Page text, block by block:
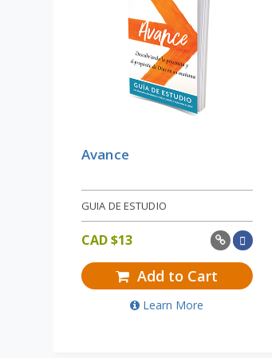
Avance
GUIA DE ESTUDIO
CAD $13
Add to Cart
Learn More